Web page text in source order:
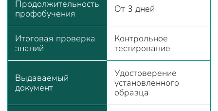
Продолжительность
профобучения
От 3 дней
Итоговая проверка
знаний
Контрольное
тестирование
Выдаваемый
документ
Удостоверение
установленного
образца